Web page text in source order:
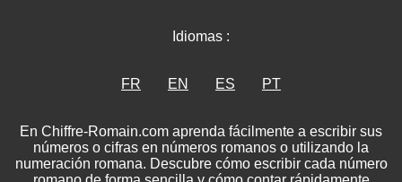
Idiomas :
FR EN ES PT
En Chiffre-Romain.com aprenda fácilmente a escribir sus
números o cifras en números romanos o utilizando la
numeración romana. Descubre cómo escribir cada número